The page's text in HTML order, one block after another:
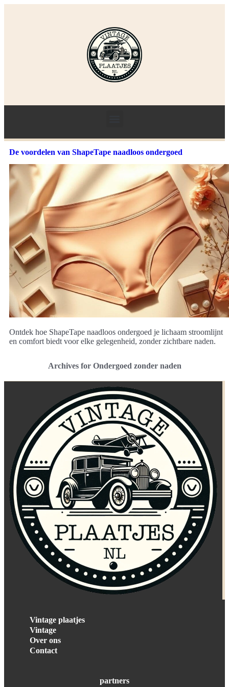
De voordelen van ShapeTape naadloos ondergoed
Ontdek hoe ShapeTape naadloos ondergoed je lichaam stroomlijnt
en comfort biedt voor elke gelegenheid, zonder zichtbare naden.
Archives for Ondergoed zonder naden
Vintage plaatjes
Vintage
Over ons
Contact
partners